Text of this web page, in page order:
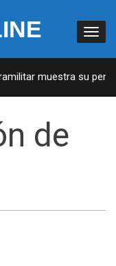
muestra su
de